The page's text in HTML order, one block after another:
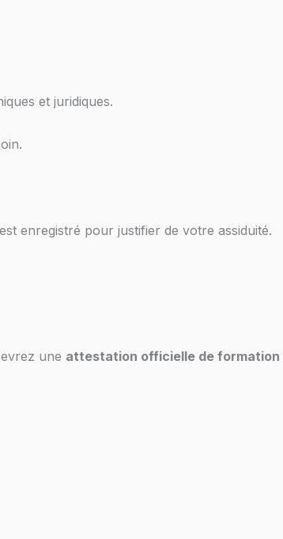
et juridiques.
enregistré pour justifier de votre assiduité.
une attestation officielle de formation